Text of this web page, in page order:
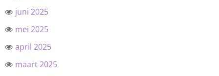
juni 2025
mei 2025
april 2025
maart 2025